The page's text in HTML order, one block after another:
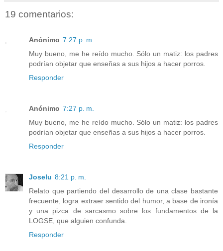
19 comentarios:
Anónimo 7:27 p. m.
Muy bueno, me he reído mucho. Sólo un matiz: los padres
podrían objetar que enseñas a sus hijos a hacer porros.
Responder
Anónimo 7:27 p. m.
Muy bueno, me he reído mucho. Sólo un matiz: los padres
podrían objetar que enseñas a sus hijos a hacer porros.
Responder
Joselu 8:21 p. m.
Relato que partiendo del desarrollo de una clase bastante
frecuente, logra extraer sentido del humor, a base de ironía
y una pizca de sarcasmo sobre los fundamentos de la
LOGSE, que alguien confunda.
Responder